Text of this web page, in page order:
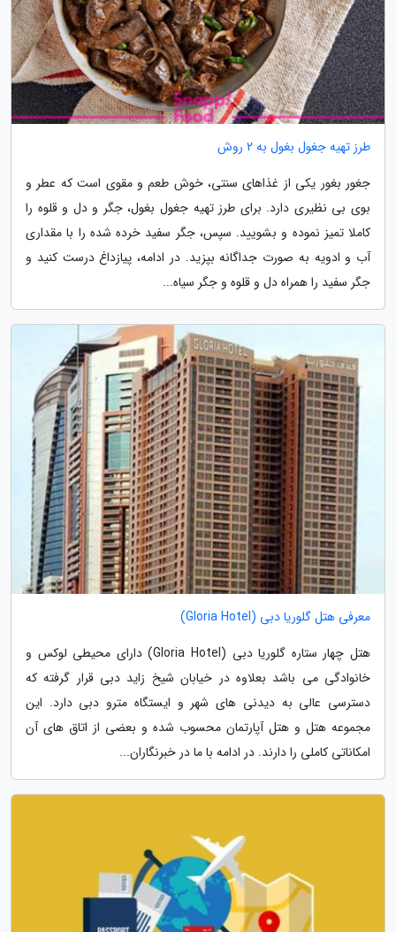
طرز تهیه جغول بغول به 2 روش
جغور بغور یکی از غذاهای سنتی، خوش طعم و مقوی است که عطر و
بوی بی نظیری دارد. برای طرز تهیه جغول بغول، جگر و دل و قلوه را
کاملا تمیز نموده و بشویید. سپس، جگر سفید خرده شده را با مقداری
آب و ادویه به صورت جداگانه بپزید. در ادامه، پیازداغ درست کنید و
جگر سفید را همراه دل و قلوه و جگر سیاه...
معرفی هتل گلوریا دبی (Gloria Hotel)
هتل چهار ستاره گلوریا دبی (Gloria Hotel) دارای محیطی لوکس و
خانوادگی می باشد بعلاوه در خیابان شیخ زاید دبی قرار گرفته که
دسترسی عالی به دیدنی های شهر و ایستگاه مترو دبی دارد. این
مجموعه هتل و هتل آپارتمان محسوب شده و بعضی از اتاق های آن
امکاناتی کاملی را دارند. در ادامه با ما در خبرنگاران...